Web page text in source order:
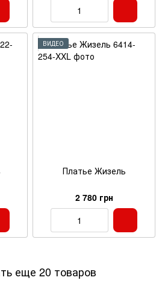
ВИДЕО
Платье Жизель
2 780 грн
еще 20 товаров